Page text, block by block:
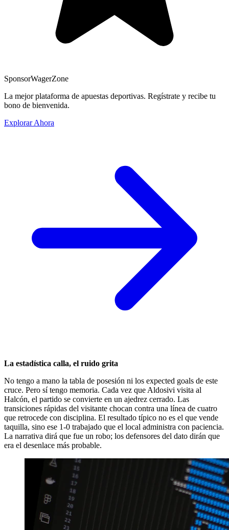
SponsorWagerZone
La mejor plataforma de apuestas deportivas. Regístrate y recibe tu
bono de bienvenida.
Explorar Ahora
La estadística calla, el ruido grita
No tengo a mano la tabla de posesión ni los expected goals de este
cruce. Pero sí tengo memoria. Cada vez que Aldosivi visita al
Halcón, el partido se convierte en un ajedrez cerrado. Las
transiciones rápidas del visitante chocan contra una línea de cuatro
que retrocede con disciplina. El resultado típico no es el que vende
taquilla, sino ese 1-0 trabajado que el local administra con paciencia.
La narrativa dirá que fue un robo; los defensores del dato dirán que
era el desenlace más probable.